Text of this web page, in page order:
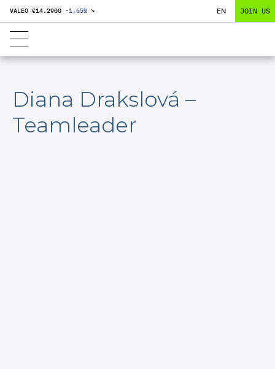
VALEO €14.2900 -1,65% ↘ EN JOIN US
Diana Drakslová –
Teamleader